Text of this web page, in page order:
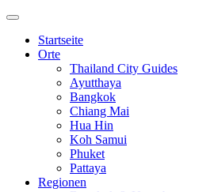
Startseite
Orte
Thailand City Guides
Ayutthaya
Bangkok
Chiang Mai
Hua Hin
Koh Samui
Phuket
Pattaya
Regionen